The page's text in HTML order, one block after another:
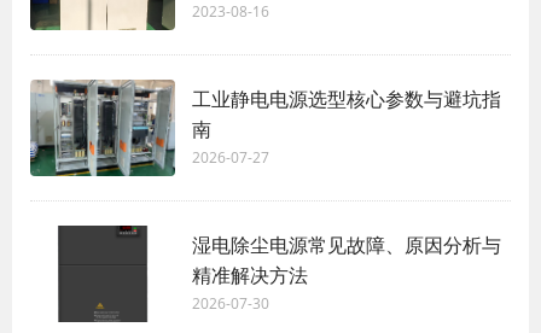
2023-08-16
工业静电电源选型核心参数与避坑指
南
2026-07-27
湿电除尘电源常见故障、原因分析与
精准解决方法
2026-07-30